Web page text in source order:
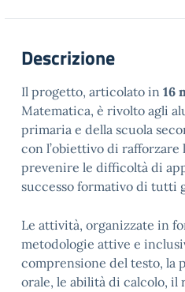
Descrizione
Il progetto, articolato in 16
Matematica, è rivolto agli
primaria e della scuola
con l’obiettivo di rafforzare
prevenire le difficoltà di
successo formativo di tutti
Le attività, organizzate in
metodologie attive e
comprensione del testo, la
orale, le abilità di calcolo, il